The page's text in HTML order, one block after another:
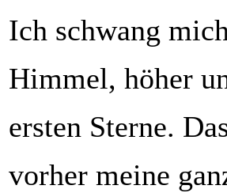
Ich schwang
Himmel, höher
ersten Sterne.
vorher meine